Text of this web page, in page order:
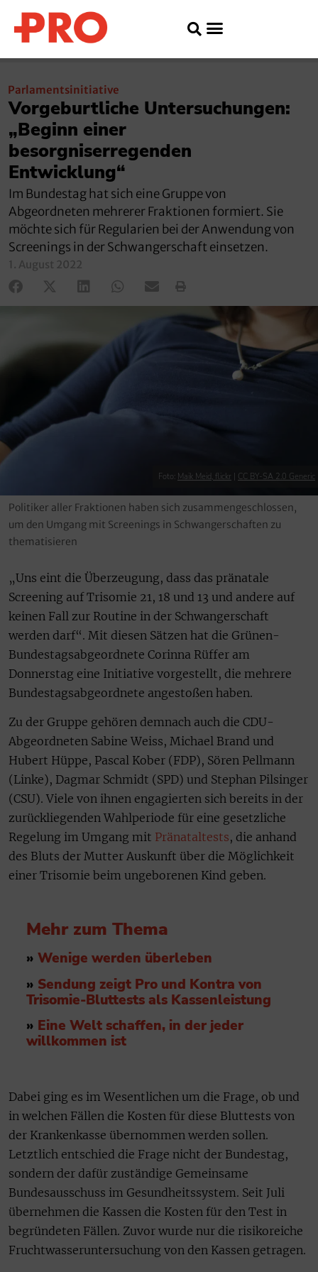
Parlamentsinitiative
Vorgeburtliche Untersuchungen:
„Beginn einer
besorgniserregenden
Entwicklung“
Im Bundestag hat sich eine Gruppe von
Abgeordneten mehrerer Fraktionen formiert. Sie
möchte sich für Regularien bei der Anwendung von
Screenings in der Schwangerschaft einsetzen.
1. August 2022
Foto: Maik Meid, flickr CC BY-SA 2.0 Generic
Politiker aller Fraktionen haben sich zusammengeschlossen,
um den Umgang mit Screenings in Schwangerschaften zu
thematisieren
„Uns eint die Überzeugung, dass das pränatale
Screening auf Trisomie 21, 18 und 13 und andere auf
keinen Fall zur Routine in der Schwangerschaft
werden darf“. Mit diesen Sätzen hat die Grünen-
Bundestagsabgeordnete Corinna Rüffer am
Donnerstag eine Initiative vorgestellt, die mehrere
Bundestagsabgeordnete angestoßen haben.
Zu der Gruppe gehören demnach auch die CDU-
Abgeordneten Sabine Weiss, Michael Brand und
Hubert Hüppe, Pascal Kober (FDP), Sören Pellmann
(Linke), Dagmar Schmidt (SPD) und Stephan Pilsinger
(CSU). Viele von ihnen engagierten sich bereits in der
zurückliegenden Wahlperiode für eine gesetzliche
Regelung im Umgang mit Pränataltests, die anhand
des Bluts der Mutter Auskunft über die Möglichkeit
einer Trisomie beim ungeborenen Kind geben.
Mehr zum Thema
» Wenige werden überleben
» Sendung zeigt Pro und Kontra von
Trisomie-Bluttests als Kassenleistung
» Eine Welt schaffen, in der jeder
willkommen ist
Dabei ging es im Wesentlichen um die Frage, ob und
in welchen Fällen die Kosten für diese Bluttests von
der Krankenkasse übernommen werden sollen.
Letztlich entschied die Frage nicht der Bundestag,
sondern der dafür zuständige Gemeinsame
Bundesausschuss im Gesundheitssystem. Seit Juli
übernehmen die Kassen die Kosten für den Test in
begründeten Fällen. Zuvor wurde nur die risikoreiche
Fruchtwasseruntersuchung von den Kassen getragen.